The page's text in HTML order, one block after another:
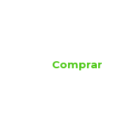
Comprar